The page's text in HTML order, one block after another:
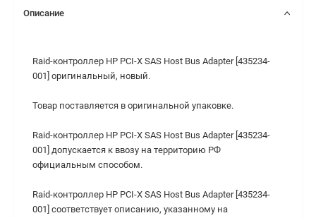
Описание
Raid-контроллер HP PCI-X SAS Host Bus Adapter [435234-
001] оригинальный, новый.
Товар поставляется в оригинальной упаковке.
Raid-контроллер HP PCI-X SAS Host Bus Adapter [435234-
001] допускается к ввозу на территорию РФ
официальным способом.
Raid-контроллер HP PCI-X SAS Host Bus Adapter [435234-
001] cоответствует описанию, указанному на